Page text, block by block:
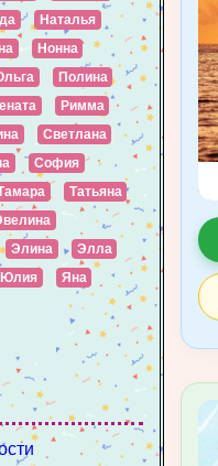
Наталья
Нонна
Полина
Римма
Светлана
София
Татьяна
Элина
Элла
Юлия
Яна